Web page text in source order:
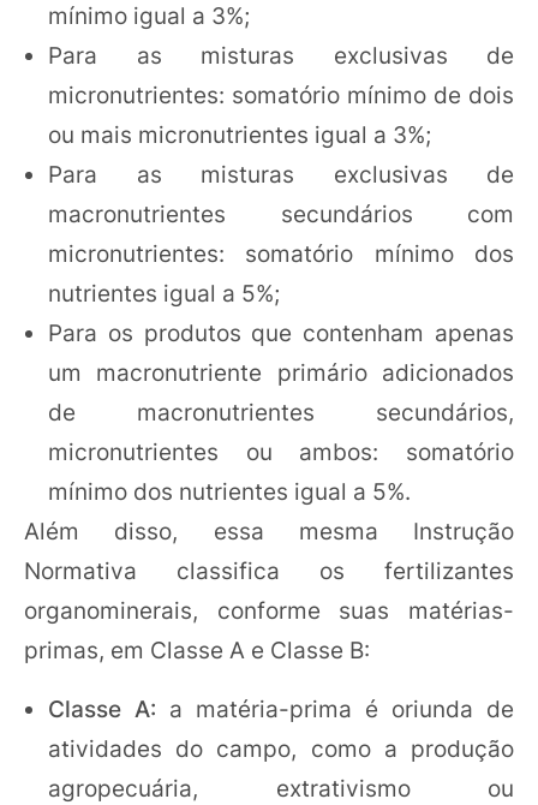
mínimo igual a 3%;
Para as misturas exclusivas de
micronutrientes: somatório mínimo de dois
ou mais micronutrientes igual a 3%;
Para as misturas exclusivas de
macronutrientes secundários com
micronutrientes: somatório mínimo dos
nutrientes igual a 5%;
Para os produtos que contenham apenas
um macronutriente primário adicionados
de macronutrientes secundários,
micronutrientes ou ambos: somatório
mínimo dos nutrientes igual a 5%.
Além disso, essa mesma Instrução
Normativa classifica os fertilizantes
organominerais, conforme suas matérias-
primas, em Classe A e Classe B:
Classe A: a matéria-prima é oriunda de
atividades do campo, como a produção
agropecuária, extrativismo ou